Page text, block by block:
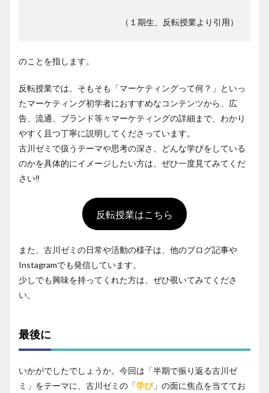
（１期生、反転授業より引用）
のことを指します。
反転授業では、そもそも「マーケティングって何？」といっ
たマーケティング初学者におすすめなコンテンツから、広
告、流通、ブランド等々マーケティングの詳細まで、わかり
やすく且つ丁寧に説明してくださっています。
古川ゼミで扱うテーマや思考の深さ、どんな学びをしている
のかを具体的にイメージしたい方は、ぜひ一度見てみてくだ
さい‼️
反転授業はこちら
また、古川ゼミの日常や活動の様子は、他のブログ記事や
Instagramでも発信しています。
少しでも興味を持ってくれた方は、ぜひ覗いてみてくださ
い。
最後に
いかがでしたでしょうか。今回は「半期で振り返る古川ゼ
ミ」をテーマに、古川ゼミの「学び」の面に焦点を当ててお